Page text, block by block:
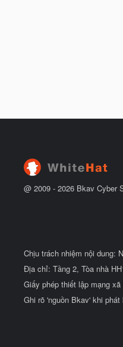
@ 2009 - 2026 Bkav Cyber
Chịu trách nhiệm nội dung:
Địa chỉ: Tầng 2, Tòa nhà
Giấy phép thiết lập mạng
Ghi rõ 'nguồn Bkav' khi